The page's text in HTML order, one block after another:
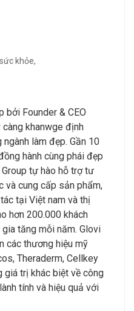
khỏe,
bởi Founder & CEO
càng khanwge định
làm đẹp. Gần 10
hành cùng phái đẹp
tự hào hỗ trợ tư
và cung cấp sản phẩm,
tại Việt nam và thị
hơn 200.000 khách
tăng mỗi năm. Glovi
các thương hiệu mỹ
Theraderm, Cellkey
giá trị khác biệt về công
tính và hiệu quả với